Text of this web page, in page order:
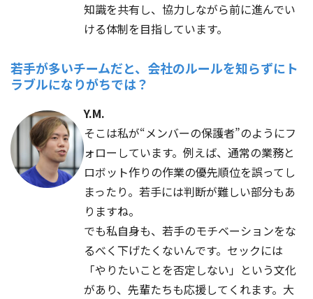
知識を共有し、協力しながら前に進んでい
ける体制を目指しています。
若手が多いチームだと、会社のルールを知らずにト
ラブルになりがちでは？
Y.M.
そこは私が“メンバーの保護者”のようにフ
ォローしています。例えば、通常の業務と
ロボット作りの作業の優先順位を誤ってし
まったり。若手には判断が難しい部分もあ
りますね。
でも私自身も、若手のモチベーションをな
るべく下げたくないんです。セックには
「やりたいことを否定しない」という文化
があり、先輩たちも応援してくれます。大